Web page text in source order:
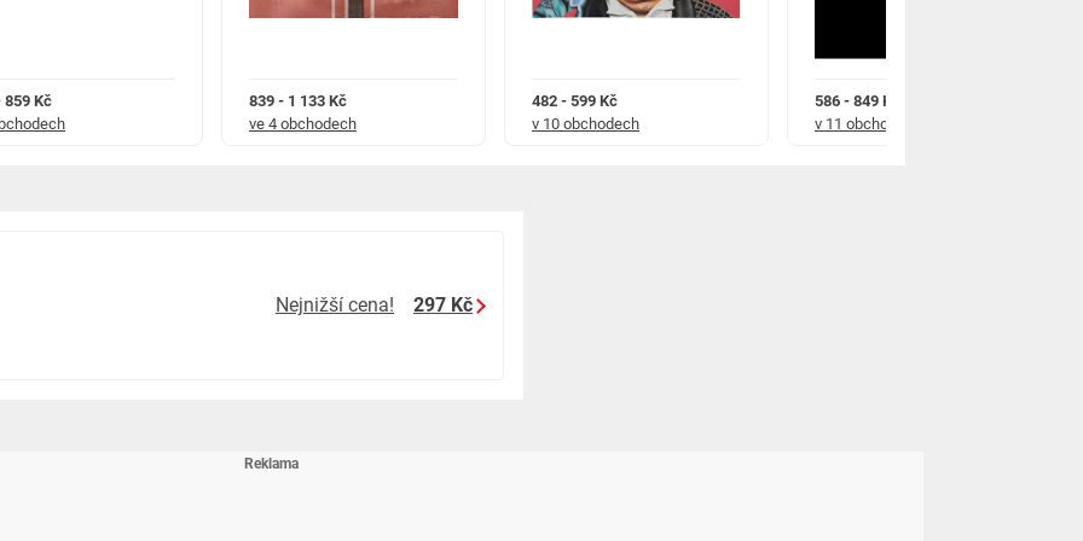
859 Kč
839 - 1 133 Kč
ve 4 obchodech
482 - 599 Kč
v 10 obchodech
586 - 849 Kč
v 11 obchodech
Nejnižší cena! 297 Kč